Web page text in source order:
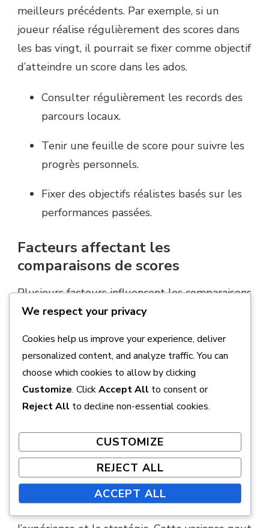
meilleurs précédents. Par exemple, si un
joueur réalise régulièrement des scores dans
les bas vingt, il pourrait se fixer comme objectif
d’atteindre un score dans les ados.
Consulter régulièrement les records des
parcours locaux.
Tenir une feuille de score pour suivre les
progrès personnels.
Fixer des objectifs réalistes basés sur les
performances passées.
Facteurs affectant les
comparaisons de scores
Plusieurs facteurs influencent les comparaisons
de scores au mini-golf, y compris la difficulté
joueur. Les parcours avec des obstacles plus
difficiles ou des trous plus longs donnent
généralement des scores plus élevés, rendant
les comparaisons moins simples.
L’âge peut également jouer un rôle dans les
scores moyens. Les joueurs plus jeunes
peuvent avoir des réflexes plus rapides et une
meilleure coordination œil-main, tandis que les
We respect your privacy
Cookies help us improve your experience, deliver
personalized content, and analyze traffic. You can
choose which cookies to allow by clicking
Customize. ClickAccept All to consent or
Reject All to decline non-essential cookies.
CUSTOMIZE
REJECT ALL
ACCEPT ALL